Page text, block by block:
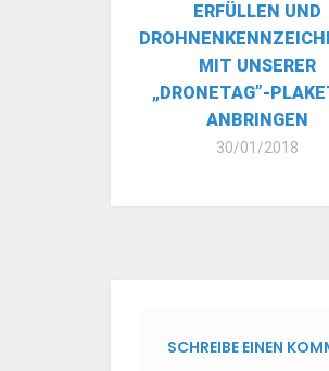
ERFÜLLEN UND
MIT UNSERER
„DRONETAG”-
ANBRINGEN
30/01/2018
SCHREIBE EINEN